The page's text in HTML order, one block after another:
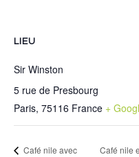
LIEU
Sir Winston
5 rue de Presbourg
Paris, 75116 France +
Café nile avec
Café nile